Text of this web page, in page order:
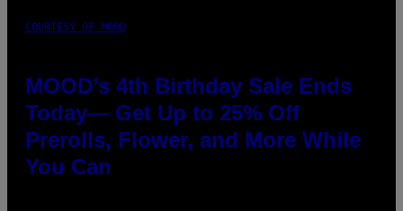
COURTESY OF MOOD
MOOD’s 4th Birthday Sale Ends
Today— Get Up to 25% Off
Prerolls, Flower, and More While
You Can